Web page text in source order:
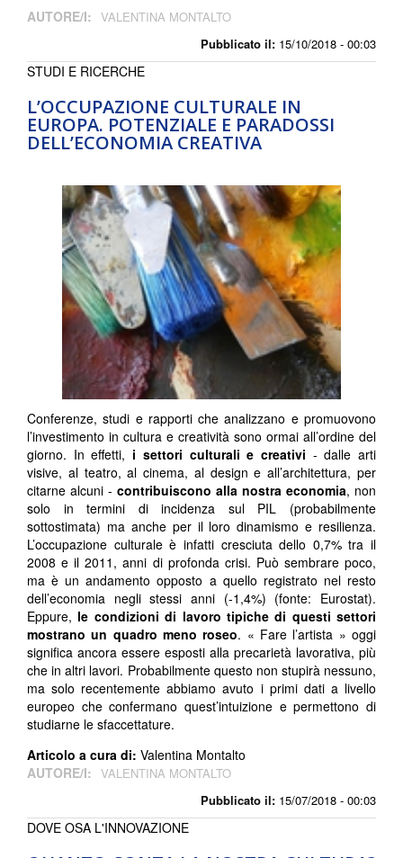
Pubblicato il: 15/10/2018 - 00:03
AUTORE/I: VALENTINA MONTALTO
L’OCCUPAZIONE CULTURALE IN
EUROPA. POTENZIALE E PARADOSSI
DELL’ECONOMIA CREATIVA
Pubblicato il: 15/07/2018 - 00:03
STUDI E RICERCHE
Conferenze, studi e rapporti che analizzano e promuovono
l’investimento in cultura e creatività sono ormai all’ordine del
giorno. In effetti, i settori culturali e creativi - dalle arti
visive, al teatro, al cinema, al design e all’architettura, per
citarne alcuni - contribuiscono alla nostra economia, non
solo in termini di incidenza sul PIL (probabilmente
sottostimata) ma anche per il loro dinamismo e resilienza.
L’occupazione culturale è infatti cresciuta dello 0,7% tra il
2008 e il 2011, anni di profonda crisi. Può sembrare poco,
ma è un andamento opposto a quello registrato nel resto
dell’economia negli stessi anni (-1,4%) (fonte: Eurostat).
Eppure, le condizioni di lavoro tipiche di questi settori
mostrano un quadro meno roseo. « Fare l’artista » oggi
significa ancora essere esposti alla precarietà lavorativa, più
che in altri lavori. Probabilmente questo non stupirà nessuno,
ma solo recentemente abbiamo avuto i primi dati a livello
europeo che confermano quest’intuizione e permettono di
studiarne le sfaccettature.
Articolo a cura di: Valentina Montalto
AUTORE/I: VALENTINA MONTALTO
DOVE OSA L'INNOVAZIONE